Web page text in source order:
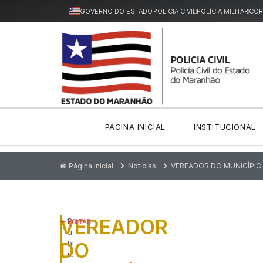
GOVERNO DO ESTADOPOLÍCIA CIVILPOLÍCIA MILITAR
PÁGINA INICIAL INSTITUCIONAL
Página Inicial Notícias VEREADOR DO
P
u
bl
ic
VEREADOR
DO
VOLTAR